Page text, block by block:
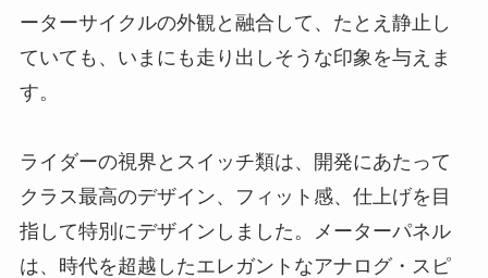
ーターサイクルの外観と融合して、たとえ静止し
ていても、いまにも走り出しそうな印象を与えま
す。
ライダーの視界とスイッチ類は、開発にあたって
クラス最高のデザイン、フィット感、仕上げを目
指して特別にデザインしました。メーターパネル
は、時代を超越したエレガントなアナログ・スピ